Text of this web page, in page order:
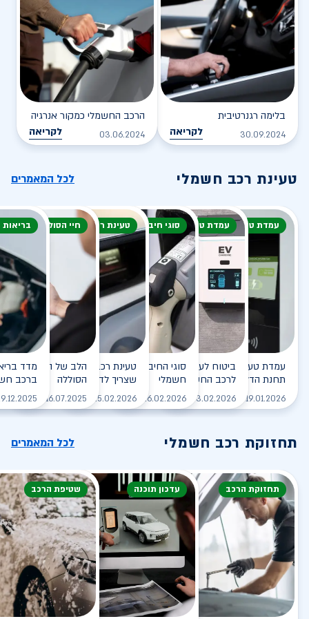
בלימה רגנרטיבית
30.09.2024 לקריאה
הרכב החשמלי כמקור אנרגיה
03.06.2024 לקריאה
טעינת רכב חשמלי לכל המאמרים
עמדת טעינה
עמדת טעינה - הסוף של
תחנת הדלק?
19.01.2026 לקריאה
עמדת טעינה
ביטוח לעמדת טעינה ביתית
לרכב החשמלי
03.02.2026 לקריאה
סוגי חיבור
סוגי החיבורים לטעינת רכב
חשמלי
26.02.2026 לקריאה
טעינת רכב חשמלי
טעינת רכב חשמלי - כל מה
שצריך לדעת
25.02.2026 לקריאה
חיי הסוללה
הלב של הרכב
הסוללה
16.07.2025
ברכב
תחזוקת רכב חשמלי לכל המאמרים
תחזוקת הרכב עדכון תוכנה שטיפת הרכב